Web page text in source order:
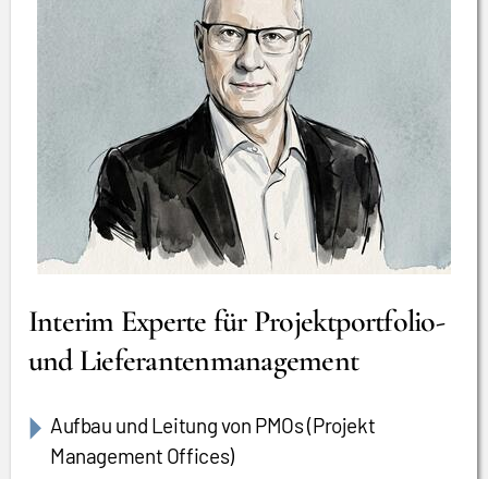
Interim Experte für Projektportfolio-
und Lieferantenmanagement
Aufbau und Leitung von PMOs (Projekt
Management Offices)